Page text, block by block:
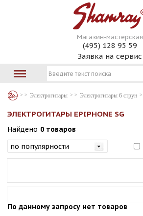
Магазин-мастерская
(495) 128 95 59
Заявка на сервис
Электрогитары Электрогитары 6 струн
ЭЛЕКТРОГИТАРЫ EPIPHONE SG
Найдено 0 товаров
По данному запросу нет товаров